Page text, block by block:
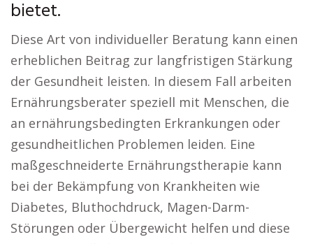
bietet.
Diese Art von individueller Beratung kann einen
erheblichen Beitrag zur langfristigen Stärkung
der Gesundheit leisten. In diesem Fall arbeiten
Ernährungsberater speziell mit Menschen, die
an ernährungsbedingten Erkrankungen oder
gesundheitlichen Problemen leiden. Eine
maßgeschneiderte Ernährungstherapie kann
bei der Bekämpfung von Krankheiten wie
Diabetes, Bluthochdruck, Magen-Darm-
Störungen oder Übergewicht helfen und diese